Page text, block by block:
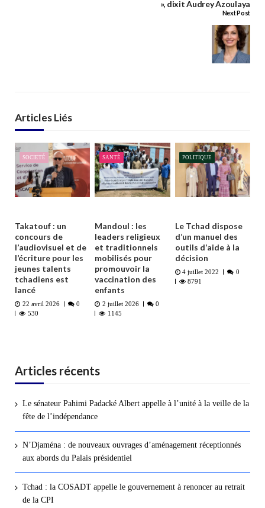
», dixit Audrey Azoulaya
Next Post
Articles Liés
SOCIETÉ
Takatouf : un
concours de
l’audiovisuel et de
l’écriture pour les
jeunes talents
tchadiens est
lancé
22 avril 2026
0
530
SANTÉ
Mandoul : les
leaders religieux
et traditionnels
mobilisés pour
promouvoir la
vaccination des
enfants
2 juillet 2026
0
1145
POLITIQUE
Le Tchad dispose
d’un manuel des
outils d’aide à la
décision
4 juillet 2022
0
8791
Articles récents
Le sénateur Pahimi Padacké Albert appelle à l’unité à la veille de la
fête de l’indépendance
N’Djaména : de nouveaux ouvrages d’aménagement réceptionnés
aux abords du Palais présidentiel
Tchad : la COSADT appelle le gouvernement à renoncer au retrait
de la CPI